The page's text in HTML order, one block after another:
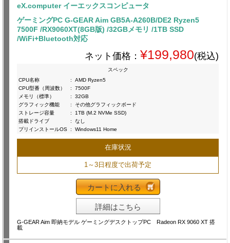
eX.computer イーエックスコンピュータ
ゲーミングPC G-GEAR Aim GB5A-A260B/DE2 Ryzen5
7500F /RX9060XT(8GB版) /32GBメモリ /1TB SSD
/WiFi+Bluetooth対応
ネット価格： ¥199,980(税込)
スペック
CPU名称
:
AMD Ryzen5
CPU型番（周波数）
:
7500F
メモリ（標準）
:
32GB
グラフィック機能
:
その他グラフィックボード
ストレージ容量
:
1TB (M.2 NVMe SSD)
搭載ドライブ
:
なし
プリインストールOS : Windows11 Home
在庫状況
1～3日程度で出荷予定
カートに入れる
詳細はこちら
G-GEAR Aim 即納モデル ゲーミングデスクトップPC Radeon RX 9060 XT 搭
載